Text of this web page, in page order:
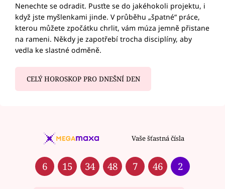
Nenechte se odradit. Pusťte se do jakéhokoli projektu, i
když jste myšlenkami jinde. V průběhu „špatné“ práce,
kterou můžete zpočátku chrlit, vám múza jemně přistane
na rameni. Někdy je zapotřebí trocha disciplíny, aby
vedla ke slastné odměně.
CELÝ HOROSKOP PRO DNEŠNÍ DEN
Vaše šťastná čísla
6 15 34 48 7 46 2